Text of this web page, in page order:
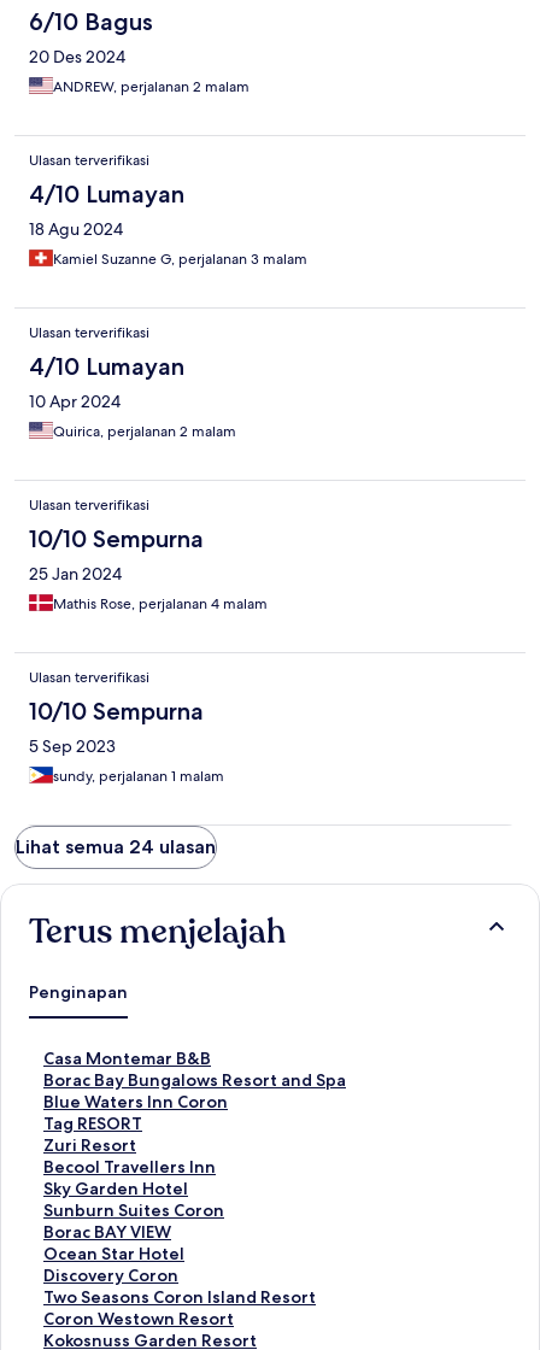
6/10 Bagus
20 Des 2024
ANDREW, perjalanan 2 malam
Ulasan terverifikasi
4/10 Lumayan
18 Agu 2024
Kamiel Suzanne G, perjalanan 3 malam
Ulasan terverifikasi
4/10 Lumayan
10 Apr 2024
Quirica, perjalanan 2 malam
Ulasan terverifikasi
10/10 Sempurna
25 Jan 2024
Mathis Rose, perjalanan 4 malam
Ulasan terverifikasi
10/10 Sempurna
5 Sep 2023
sundy, perjalanan 1 malam
Lihat semua 24 ulasan
Terus menjelajah
Penginapan
Casa Montemar B&B
T
a
u
t
a
n
S
t
a
n
d
a
r
u
Borac Bay Bungalows Resort and Spa
T
a
u
t
a
n
S
t
a
n
d
a
r
Blue Waters Inn Coron
T
a
u
t
a
n
S
t
a
n
d
a
Tag RESORT
T
a
u
t
a
n
S
t
a
n
d
Zuri Resort
T
a
u
t
a
n
S
t
a
n
Becool Travellers Inn
T
a
u
t
a
n
S
t
a
Sky Garden Hotel
T
a
u
t
a
n
S
t
Sunburn Suites Coron
T
a
u
t
a
n
S
Borac BAY VIEW
T
a
u
t
a
n
Ocean Star Hotel
T
a
u
t
a
Discovery Coron
T
a
u
t
Two Seasons Coron Island Resort
T
a
u
Coron Westown Resort
T
a
Kokosnuss Garden Resort
T